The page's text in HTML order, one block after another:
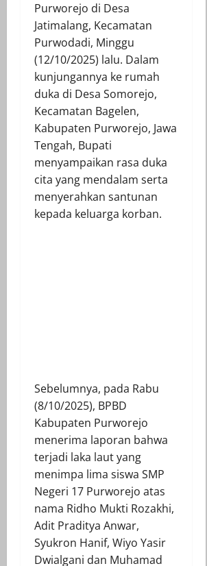
Purworejo di Desa
Jatimalang, Kecamatan
Purwodadi, Minggu
(12/10/2025) lalu. Dalam
kunjungannya ke rumah
duka di Desa Somorejo,
Kecamatan Bagelen,
Kabupaten Purworejo, Jawa
Tengah, Bupati
menyampaikan rasa duka
cita yang mendalam serta
menyerahkan santunan
kepada keluarga korban.
Sebelumnya, pada Rabu
(8/10/2025), BPBD
Kabupaten Purworejo
menerima laporan bahwa
terjadi laka laut yang
menimpa lima siswa SMP
Negeri 17 Purworejo atas
nama Ridho Mukti Rozakhi,
Adit Praditya Anwar,
Syukron Hanif, Wiyo Yasir
Dwialgani dan Muhamad